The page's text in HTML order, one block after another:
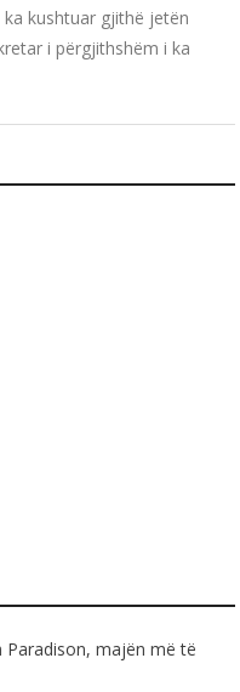
kushtuar gjithë jetën
i përgjithshëm i ka
Paradison, majën më të